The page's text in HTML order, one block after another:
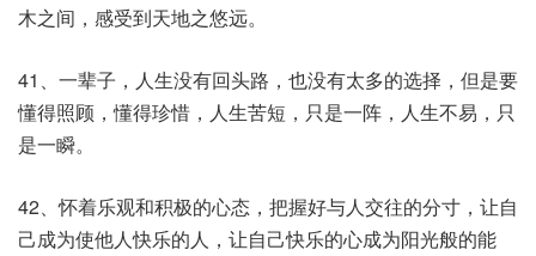
木之间，感受到天地之悠远。
41、一辈子，人生没有回头路，也没有太多的选择，但是要
懂得照顾，懂得珍惜，人生苦短，只是一阵，人生不易，只
是一瞬。
42、怀着乐观和积极的心态，把握好与人交往的分寸，让自
己成为使他人快乐的人，让自己快乐的心成为阳光般的能